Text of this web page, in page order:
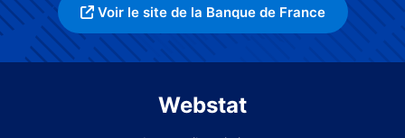
Voir le site de la Banque de France
Webstat